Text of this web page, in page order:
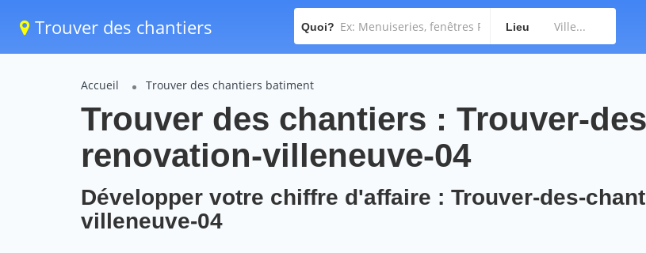
Trouver des chantiers Quoi? Lieu
Accueil Trouver des chantiers batiment
Trouver des chantiers : Trouver-
renovation-villeneuve-04
Développer votre chiffre d'affaire : Trouver-des-
villeneuve-04